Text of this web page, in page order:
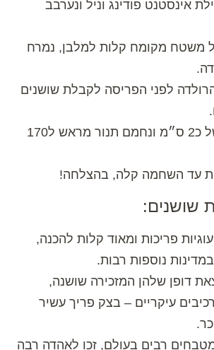
אינסטנט פודינג וניל ונערבב
משטח מקומח קלות למלבן, נמרח
לפני הפריסה לקבלת שושנים
נפרוס לשושנים של כ2 ס״מ ונחמם תנור מראש ל170
שושנים:
פריכות ומאוד קלות להכנה,
נוספות רבות.
דופן שלהן המזכירה שושנה,
מ2 מרכיבים עיקריים – בצק פריך עשיר
מטבחים רבים בעולם, זכו לאהדה רבה